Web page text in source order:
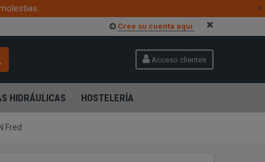
×
Cree su cuenta aquí
Acceso clientes
HIDRÁULICAS HOSTELERÍA
Fred